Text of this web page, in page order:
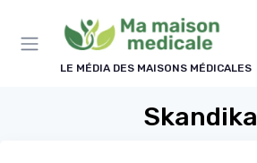
LE MÉDIA DES MAISONS MÉDICALES
Skandika